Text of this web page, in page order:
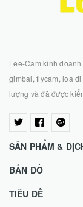
gimbal, flycam, loa
lượng và đã được
SẢN PHẨM &
BẢN ĐỒ
TIÊU ĐỀ